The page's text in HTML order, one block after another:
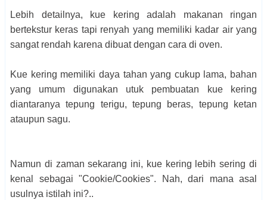
Lebih detailnya, kue kering adalah makanan ringan
bertekstur keras tapi renyah yang memiliki kadar air yang
sangat rendah karena dibuat dengan cara di oven.
Kue kering memiliki daya tahan yang cukup lama, bahan
yang umum digunakan utuk pembuatan kue kering
diantaranya tepung terigu, tepung beras, tepung ketan
ataupun sagu.
Namun di zaman sekarang ini, kue kering lebih sering di
kenal sebagai "Cookie/Cookies". Nah, dari mana asal
usulnya istilah ini?..